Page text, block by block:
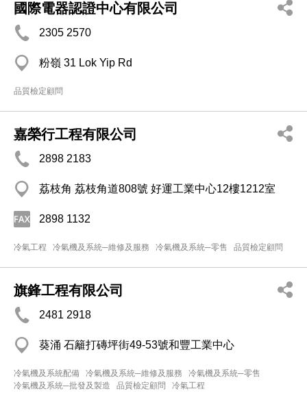
國際電器認證中心有限公司
2305 2570
粉嶺 31 Lok Yip Rd
品質檢定顧問
嘉榮行工程有限公司
2898 2183
荔枝角 荔枝角道808號 好運工業中心12樓1212室
2898 1132
冷氣工程 冷氣機及系統─維修及服務 冷氣機及系統─零售 品質檢定顧問
旗鋒工程有限公司
2481 2918
葵涌 石籬打磚坪街49-53號和豐工業中心
冷氣機及系統配備 冷氣機及系統─維修及服務
冷氣機及系統─零售
冷氣機及系統─批發及製造
品質檢定顧問 冷氣工程